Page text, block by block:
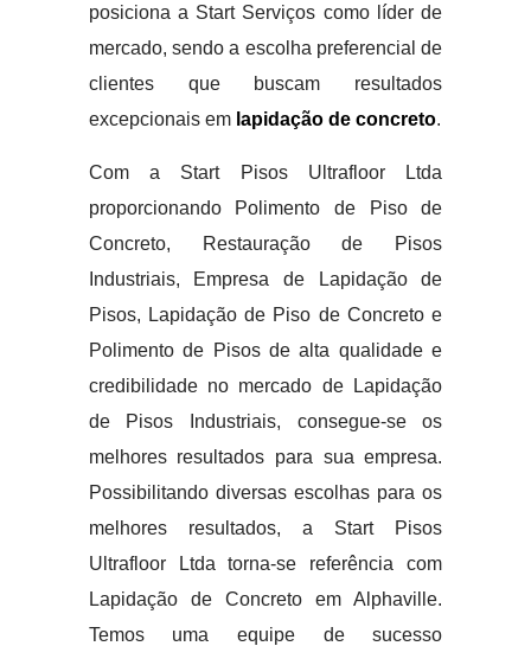
posiciona a Start Serviços como líder de
mercado, sendo a escolha preferencial de
clientes que buscam resultados
excepcionais em lapidação de concreto.
Com a Start Pisos Ultrafloor Ltda
proporcionando Polimento de Piso de
Concreto, Restauração de Pisos
Industriais, Empresa de Lapidação de
Pisos, Lapidação de Piso de Concreto e
Polimento de Pisos de alta qualidade e
credibilidade no mercado de Lapidação
de Pisos Industriais, consegue-se os
melhores resultados para sua empresa.
Possibilitando diversas escolhas para os
melhores resultados, a Start Pisos
Ultrafloor Ltda torna-se referência com
Lapidação de Concreto em Alphaville.
Temos uma equipe de sucesso